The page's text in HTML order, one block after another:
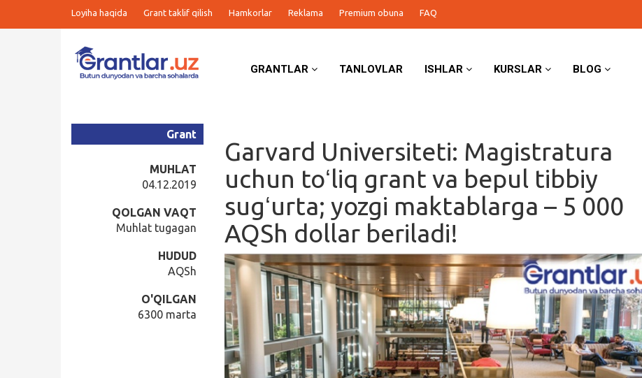
Loyiha haqida Grant taklif qilish Hamkorlar Reklama Premium obuna FAQ
GRANTLAR TANLOVLAR ISHLAR KURSLAR BLOG
Garvard Universiteti: Magistratura
uchun toʻliq grant va bepul tibbiy
sugʻurta; yozgi maktablarga – 5 000
AQSh dollar beriladi!
Grant
MUHLAT
04.12.2019
QOLGAN VAQT
Muhlat tugagan
HUDUD
AQSh
O'QILGAN
6300 marta